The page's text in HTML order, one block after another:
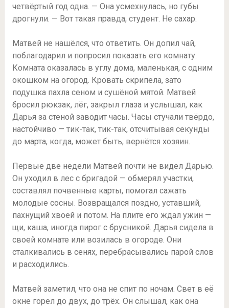
четвёртый год одна. — Она усмехнулась, но губы
дрогнули. — Вот такая правда, студент. Не сахар.
Матвей не нашёлся, что ответить. Он допил чай,
поблагодарил и попросил показать его комнату.
Комната оказалась в углу дома, маленькая, с одним
окошком на огород. Кровать скрипела, зато
подушка пахла сеном и сушёной мятой. Матвей
бросил рюкзак, лёг, закрыл глаза и услышал, как
Дарья за стеной заводит часы. Часы стучали твёрдо,
настойчиво — тик-так, тик-так, отсчитывая секунды
до марта, когда, может быть, вернётся хозяин.
Первые две недели Матвей почти не видел Дарью.
Он уходил в лес с бригадой — обмерял участки,
составлял почвенные карты, помогал сажать
молодые сосны. Возвращался поздно, уставший,
пахнущий хвоей и потом. На плите его ждал ужин —
щи, каша, иногда пирог с брусникой. Дарья сидела в
своей комнате или возилась в огороде. Они
сталкивались в сенях, перебрасывались парой слов
и расходились.
Матвей заметил, что она не спит по ночам. Свет в её
окне горел до двух, до трёх. Он слышал, как она